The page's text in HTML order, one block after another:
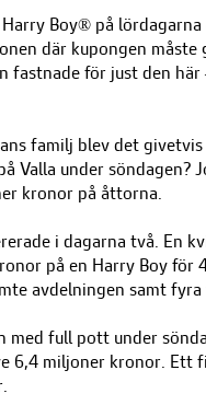
Boy® på
där kupongen
fastnade för just den
familj blev det
Valla under
kronor på åttorna.
i dagarna två. En
på en Harry Boy för
avdelningen samt
med full pott under
6,4 miljoner kronor. Ett